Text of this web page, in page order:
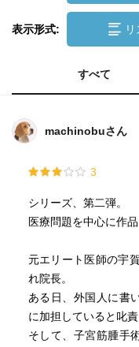
表示形式: リ
すべて
machinobuさん
3
シリーズ、第二弾。
医療問題を中心に作
元エリート医師の宇
れ院長。
ある日、外国人に書
に加担していると叱責
そして、子宮筋腫手